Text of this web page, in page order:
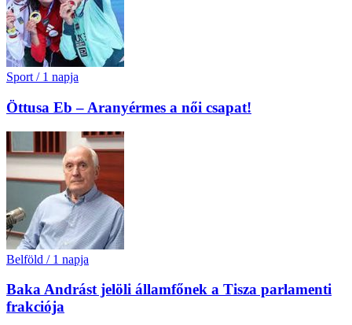
Sport / 1 napja
Öttusa Eb – Aranyérmes a női csapat!
Belföld / 1 napja
Baka Andrást jelöli államfőnek a Tisza parlamenti
frakciója